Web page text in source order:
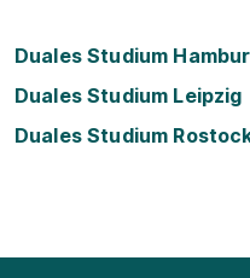
Duales Studium
Duales Studium Leipzig
Duales Studium